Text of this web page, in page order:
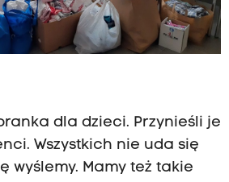
dla dzieci. Przynieśli je
Wszystkich nie uda się
wyślemy. Mamy też takie